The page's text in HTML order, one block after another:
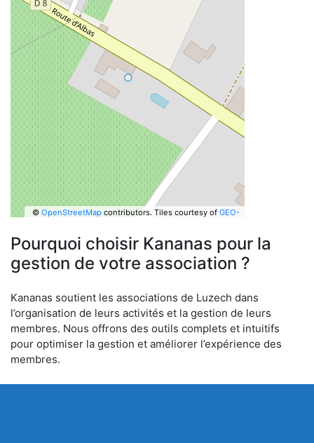
© OpenStreetMapcontributors. Tiles courtesy of GEO-
Pourquoi choisir Kananas pour la
gestion de votre association ?
Kananas soutient les associations de Luzech dans
l’organisation de leurs activités et la gestion de leurs
membres. Nous offrons des outils complets et intuitifs
pour optimiser la gestion et améliorer l’expérience des
membres.